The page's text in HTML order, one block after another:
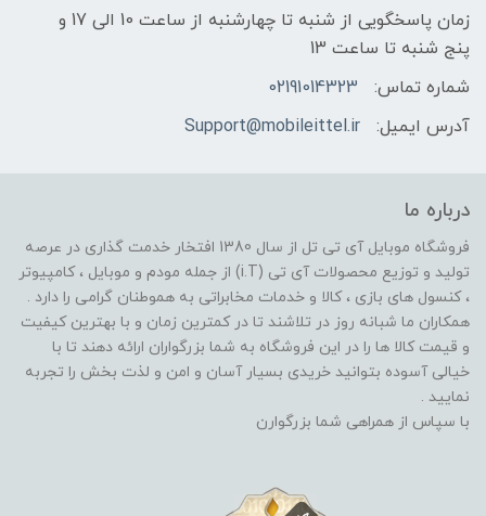
زمان پاسخگویی از شنبه تا چهارشنبه از ساعت 10 الی 17 و
پنج شنبه تا ساعت 13
شماره تماس:
02191014323
آدرس ایمیل:
Support@mobileittel.ir
درباره ما
فروشگاه موبایل آی تی تل از سال 1380 افتخار خدمت گذاری در عرصه
تولید و توزیع محصولات آی تی (i.T) از جمله مودم و موبایل ، کامپیوتر
، کنسول های بازی ، کالا و خدمات مخابراتی به هموطنان گرامی را دارد .
همکاران ما شبانه روز در تلاشند تا در کمترین زمان و با بهترین کیفیت
و قیمت کالا ها را در این فروشگاه به شما بزرگواران ارائه دهند تا با
خیالی آسوده بتوانید خریدی بسیار آسان و امن و لذت بخش را تجربه
نمایید .
با سپاس از همراهی شما بزرگوارن